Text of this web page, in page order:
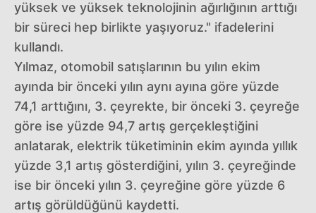
yüksek ve yüksek teknolojinin ağırlığının arttığı
bir süreci hep birlikte yaşıyoruz." ifadelerini
kullandı.
Yılmaz, otomobil satışlarının bu yılın ekim
ayında bir önceki yılın aynı ayına göre yüzde
74,1 arttığını, 3. çeyrekte, bir önceki 3. çeyreğe
göre ise yüzde 94,7 artış gerçekleştiğini
anlatarak, elektrik tüketiminin ekim ayında yıllık
yüzde 3,1 artış gösterdiğini, yılın 3. çeyreğinde
ise bir önceki yılın 3. çeyreğine göre yüzde 6
artış görüldüğünü kaydetti.